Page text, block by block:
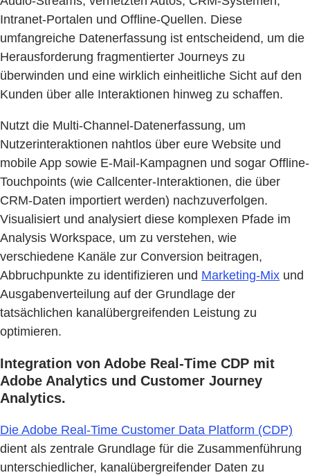
Intranet-Portalen und Offline-Quellen. Diese
umfangreiche Datenerfassung ist entscheidend, um die
Herausforderung fragmentierter Journeys zu
überwinden und eine wirklich einheitliche Sicht auf den
Kunden über alle Interaktionen hinweg zu schaffen.
Nutzt die Multi-Channel-Datenerfassung, um
Nutzerinteraktionen nahtlos über eure Website und
mobile App sowie E-Mail-Kampagnen und sogar Offline-
Touchpoints (wie Callcenter-Interaktionen, die über
CRM-Daten importiert werden) nachzuverfolgen.
Visualisiert und analysiert diese komplexen Pfade im
Analysis Workspace, um zu verstehen, wie
verschiedene Kanäle zur Conversion beitragen,
Abbruchpunkte zu identifizieren und Marketing-Mix und
Ausgabenverteilung auf der Grundlage der
tatsächlichen kanalübergreifenden Leistung zu
optimieren.
Integration von Adobe Real-Time CDP mit
Adobe Analytics und Customer Journey
Analytics.
Die Adobe Real-Time Customer Data Platform (CDP)
dient als zentrale Grundlage für die Zusammenführung
unterschiedlicher, kanalübergreifender Daten zu